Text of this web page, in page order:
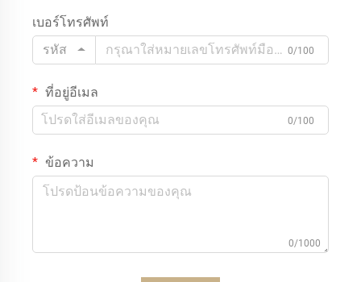
เบอร์โทรศัพท์
รหัส
0/100
ที่อยู่อีเมล
0/100
ข้อความ
0/1000